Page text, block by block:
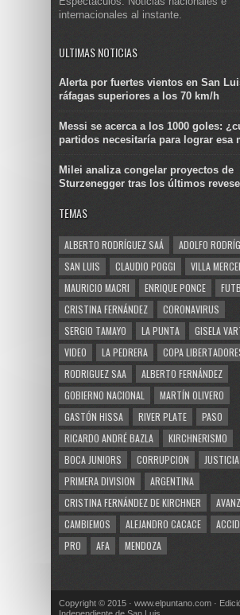
internacionales al instante.
ULTIMAS NOTICIAS
Alerta por fuertes vientos en San
ráfagas superiores a los 70 km/h
Messi se acerca a los 1000 goles:
partidos necesitaría para lograr esa
Milei analiza congelar proyectos de
Sturzenegger tras los últimos
TEMAS
ALBERTO RODRÍGUEZ SAÁ
ADOLFO
SAN LUIS
CLAUDIO POGGI
VILLA
MAURICIO MACRI
ENRIQUE PONCE
CRISTINA FERNÁNDEZ
CORONAVIRUS
SERGIO TAMAYO
LA PUNTA
GISELA
VIDEO
LA PEDRERA
COPA
RODRIGUEZ SAA
ALBERTO FERNÁNDEZ
GOBIERNO NACIONAL
MARTÍN OLIVERO
GASTÓN HISSA
RIVER PLATE
PASO
RICARDO ANDRÉ BAZLA
KIRCHNERISMO
BOCA JUNIORS
CORRUPCION JUSTICIA
PRIMERA DIVISION
ARGENTINA
CRISTINA FERNÁNDEZ DE KIRCHNER
CAMBIEMOS
ALEJANDRO CACACE
PRO
AFA MENDOZA
Copyright © 2015 · www.elpuntano.com ·